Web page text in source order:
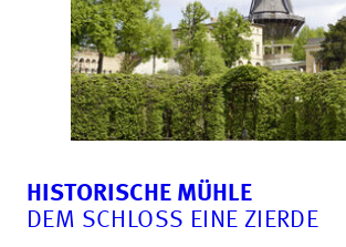
HISTORISCHE MÜHLE
DEM SCHLOSS EINE ZIERDE